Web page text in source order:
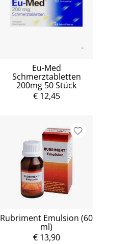
Eu-Med
Schmerztabletten
200mg 50 Stück
€ 12,45
Rubriment Emulsion (60
ml)
€ 13,90